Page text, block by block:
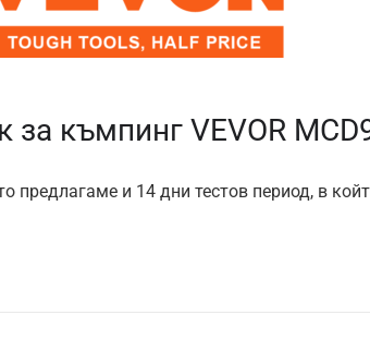
за къмпинг VEVOR
предлагаме и 14 дни тестов период, в